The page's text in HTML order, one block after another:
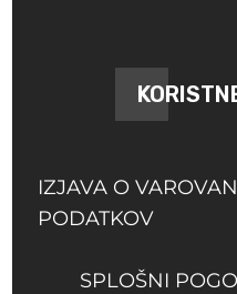
IZJAVA O
PODATKOV
SPLOŠNI